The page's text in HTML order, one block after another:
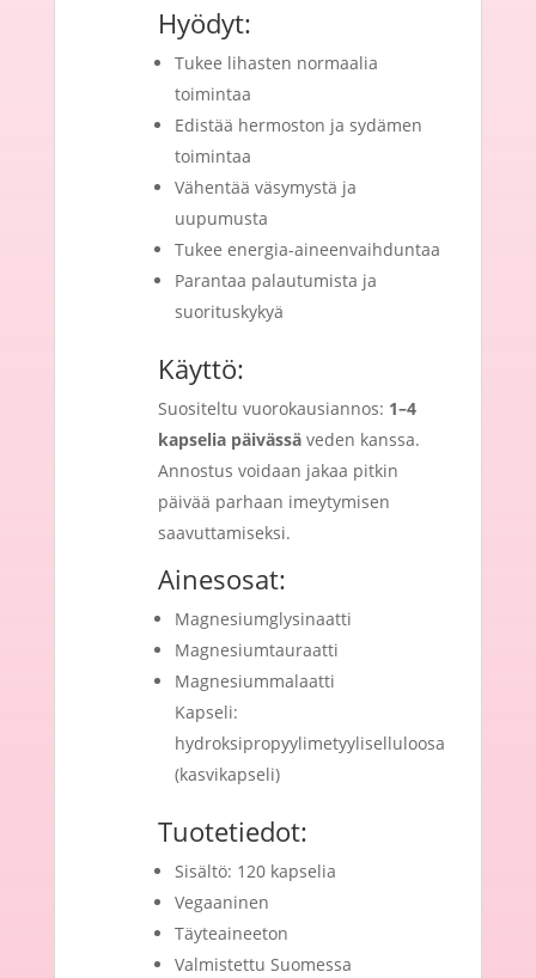
Hyödyt:
Tukee lihasten normaalia
toimintaa
Edistää hermoston ja sydämen
toimintaa
Vähentää väsymystä ja
uupumusta
Tukee energia-aineenvaihduntaa
Parantaa palautumista ja
suorituskykyä
Käyttö:
Suositeltu vuorokausiannos: 1–4
kapselia päivässäveden kanssa.
Annostus voidaan jakaa pitkin
päivää parhaan imeytymisen
saavuttamiseksi.
Ainesosat:
Magnesiumglysinaatti
Magnesiumtauraatti
Magnesiummalaatti
Kapseli:
hydroksipropyylimetyyliselluloosa
(kasvikapseli)
Tuotetiedot:
Sisältö: 120 kapselia
Vegaaninen
Täyteaineeton
Valmistettu Suomessa